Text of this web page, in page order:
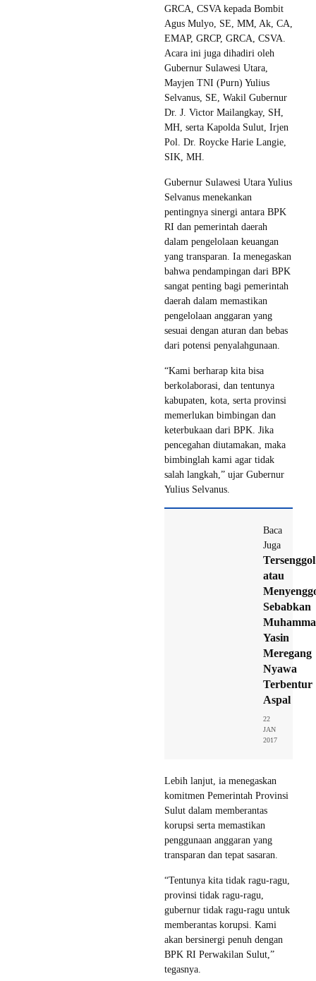
GRCA, CSVA kepada Bombit
Agus Mulyo, SE, MM, Ak, CA,
EMAP, GRCP, GRCA, CSVA.
Acara ini juga dihadiri oleh
Gubernur Sulawesi Utara,
Mayjen TNI (Purn) Yulius
Selvanus, SE, Wakil Gubernur
Dr. J. Victor Mailangkay, SH,
MH, serta Kapolda Sulut, Irjen
Pol. Dr. Roycke Harie Langie,
SIK, MH.
Gubernur Sulawesi Utara Yulius
Selvanus menekankan
pentingnya sinergi antara BPK
RI dan pemerintah daerah
dalam pengelolaan keuangan
yang transparan. Ia menegaskan
bahwa pendampingan dari BPK
sangat penting bagi pemerintah
daerah dalam memastikan
pengelolaan anggaran yang
sesuai dengan aturan dan bebas
dari potensi penyalahgunaan.
“Kami berharap kita bisa
berkolaborasi, dan tentunya
kabupaten, kota, serta provinsi
memerlukan bimbingan dan
keterbukaan dari BPK. Jika
pencegahan diutamakan, maka
bimbinglah kami agar tidak
salah langkah,” ujar Gubernur
Yulius Selvanus.
Baca
Juga
Tersenggol
atau
Sebabkan
Yasin
Meregang
Nyawa
Terbentur
Aspal
22
JAN
2017
Lebih lanjut, ia menegaskan
komitmen Pemerintah Provinsi
Sulut dalam memberantas
korupsi serta memastikan
penggunaan anggaran yang
transparan dan tepat sasaran.
“Tentunya kita tidak ragu-ragu,
provinsi tidak ragu-ragu,
gubernur tidak ragu-ragu untuk
memberantas korupsi. Kami
akan bersinergi penuh dengan
BPK RI Perwakilan Sulut,”
tegasnya.